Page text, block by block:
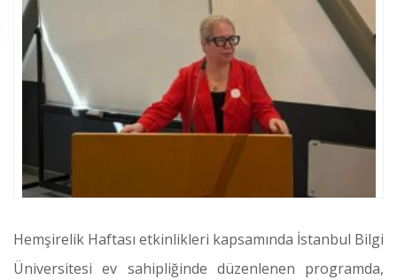
Hemşirelik Haftası etkinlikleri kapsamında İstanbul Bilgi
Üniversitesi ev sahipliğinde düzenlenen programda,